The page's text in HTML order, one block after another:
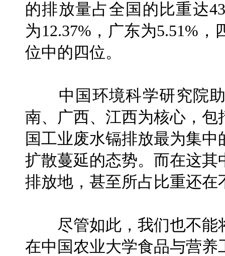
的排放量占全国的比重达
为12.37%，广东为5.51%
位中的四位。
中国环境科学研究院助
南、广西、江西为核心，
国工业废水镉排放最为集
扩散蔓延的态势。而在这
排放地，甚至所占比重还在
尽管如此，我们也不能
在中国农业大学食品与营